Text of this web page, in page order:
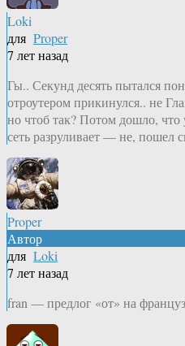
Loki
для Proper
7 лет назад
Гы.. Секунд десять пытался
отроутером прикинулся.. не
но чтоб так? Потом дошло,
сеть разруливает — не, пошел
Proper
Автор
для Loki
7 лет назад
fran — предлог «от» на